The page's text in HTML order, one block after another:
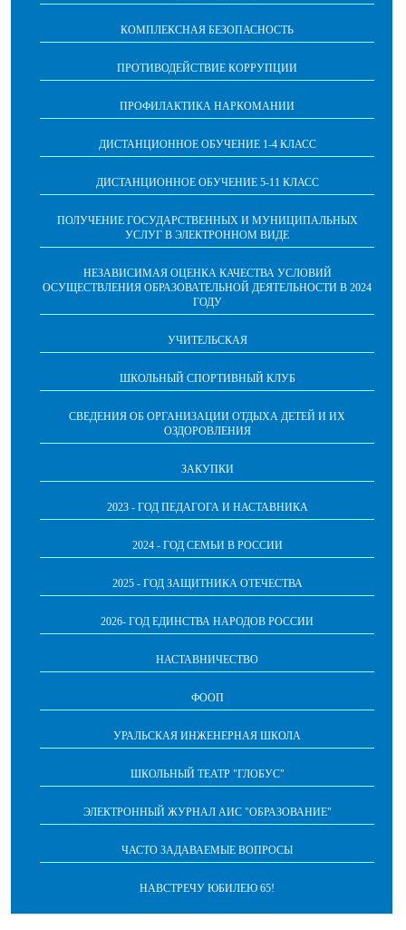
КОМПЛЕКСНАЯ БЕЗОПАСНОСТЬ
ПРОТИВОДЕЙСТВИЕ КОРРУПЦИИ
ПРОФИЛАКТИКА НАРКОМАНИИ
ДИСТАНЦИОННОЕ ОБУЧЕНИЕ 1-4 КЛАСС
ДИСТАНЦИОННОЕ ОБУЧЕНИЕ 5-11 КЛАСС
ПОЛУЧЕНИЕ ГОСУДАРСТВЕННЫХ И МУНИЦИПАЛЬНЫХ
УСЛУГ В ЭЛЕКТРОННОМ ВИДЕ
НЕЗАВИСИМАЯ ОЦЕНКА КАЧЕСТВА УСЛОВИЙ
ОСУЩЕСТВЛЕНИЯ ОБРАЗОВАТЕЛЬНОЙ ДЕЯТЕЛЬНОСТИ В 2024
ГОДУ
УЧИТЕЛЬСКАЯ
ШКОЛЬНЫЙ СПОРТИВНЫЙ КЛУБ
СВЕДЕНИЯ ОБ ОРГАНИЗАЦИИ ОТДЫХА ДЕТЕЙ И ИХ
ОЗДОРОВЛЕНИЯ
ЗАКУПКИ
2023 - ГОД ПЕДАГОГА И НАСТАВНИКА
2024 - ГОД СЕМЬИ В РОССИИ
2025 - ГОД ЗАЩИТНИКА ОТЕЧЕСТВА
2026- ГОД ЕДИНСТВА НАРОДОВ РОССИИ
НАСТАВНИЧЕСТВО
ФООП
УРАЛЬСКАЯ ИНЖЕНЕРНАЯ ШКОЛА
ШКОЛЬНЫЙ ТЕАТР "ГЛОБУС"
ЭЛЕКТРОННЫЙ ЖУРНАЛ АИС "ОБРАЗОВАНИЕ"
ЧАСТО ЗАДАВАЕМЫЕ ВОПРОСЫ
НАВСТРЕЧУ ЮБИЛЕЮ 65!